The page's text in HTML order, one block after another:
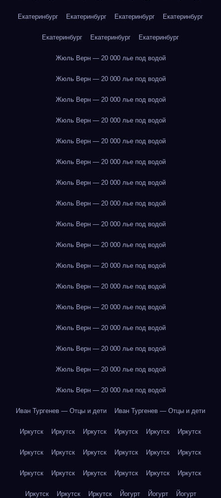
Екатеринбург Екатеринбург Екатеринбург Екатеринбург
Екатеринбург Екатеринбург Екатеринбург
Жюль Верн — 20 000 лье под водой
Жюль Верн — 20 000 лье под водой
Жюль Верн — 20 000 лье под водой
Жюль Верн — 20 000 лье под водой
Жюль Верн — 20 000 лье под водой
Жюль Верн — 20 000 лье под водой
Жюль Верн — 20 000 лье под водой
Жюль Верн — 20 000 лье под водой
Жюль Верн — 20 000 лье под водой
Жюль Верн — 20 000 лье под водой
Жюль Верн — 20 000 лье под водой
Жюль Верн — 20 000 лье под водой
Жюль Верн — 20 000 лье под водой
Жюль Верн — 20 000 лье под водой
Жюль Верн — 20 000 лье под водой
Жюль Верн — 20 000 лье под водой
Жюль Верн — 20 000 лье под водой
Иван Тургенев — Отцы и дети Иван Тургенев — Отцы и дети
Иркутск Иркутск Иркутск Иркутск Иркутск Иркутск
Иркутск Иркутск Иркутск Иркутск Иркутск Иркутск
Иркутск Иркутск Иркутск Иркутск Иркутск Иркутск
Иркутск Иркутск Иркутск Йогурт Йогурт Йогурт